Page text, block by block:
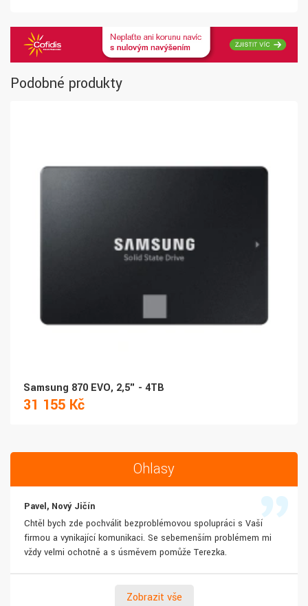
Podobné produkty
Samsung 870 EVO, 2,5" - 4TB
31 155 Kč
Ohlasy
Pavel, Nový Jičín
Chtěl bych zde pochválit bezproblémovou spolupráci s Vaší
firmou a vynikající komunikaci. Se sebemenším problémem mi
vždy velmi ochotně a s úsměvem pomůže Terezka.
Zobrazit vše